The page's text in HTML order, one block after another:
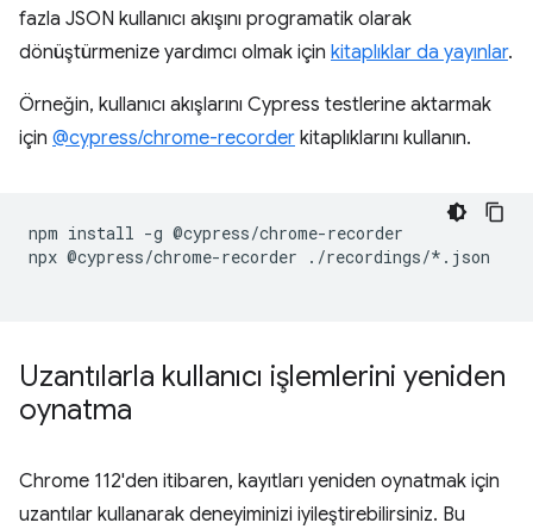
fazla JSON kullanıcı akışını programatik olarak
dönüştürmenize yardımcı olmak için kitaplıklar da yayınlar.
Örneğin, kullanıcı akışlarını Cypress testlerine aktarmak
için @cypress/chrome-recorder kitaplıklarını kullanın.
npm install -g @cypress/chrome-recorder
npx @cypress/chrome-recorder ./recordings/*.json
Uzantılarla kullanıcı işlemlerini yeniden
oynatma
Chrome 112'den itibaren, kayıtları yeniden oynatmak için
uzantılar kullanarak deneyiminizi iyileştirebilirsiniz. Bu